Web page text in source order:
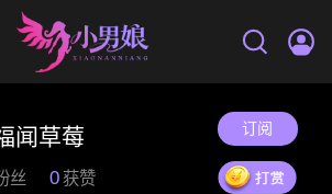
闻草莓 订阅
丝 0 获赞